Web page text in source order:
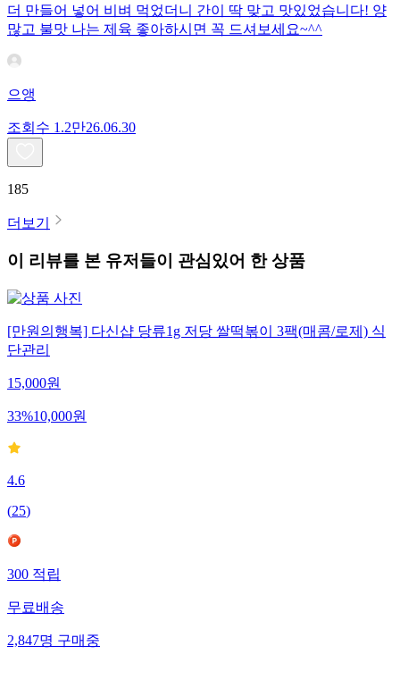
더 만들어 넣어 비벼 먹었더니 간이 딱 맞고 맛있었습니다! 양
많고 불맛 나는 제육 좋아하시면 꼭 드셔보세요~^^
으앵
조회수 1.2만26.06.30
185
더보기
이 리뷰를 본 유저들이 관심있어 한 상품
[만원의행복] 다신샵 당류1g 저당 쌀떡볶이 3팩(매콤/로제) 식
단관리
15,000원
33%10,000원
4.6
(25)
300 적립
무료배송
2,847명 구매중